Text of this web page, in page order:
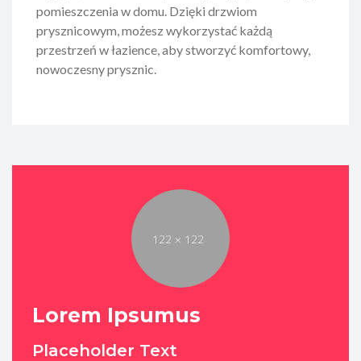
pomieszczenia w domu. Dzięki drzwiom
prysznicowym, możesz wykorzystać każdą
przestrzeń w łazience, aby stworzyć komfortowy,
nowoczesny prysznic.
Lorem Ipsumus
Placeholder Text